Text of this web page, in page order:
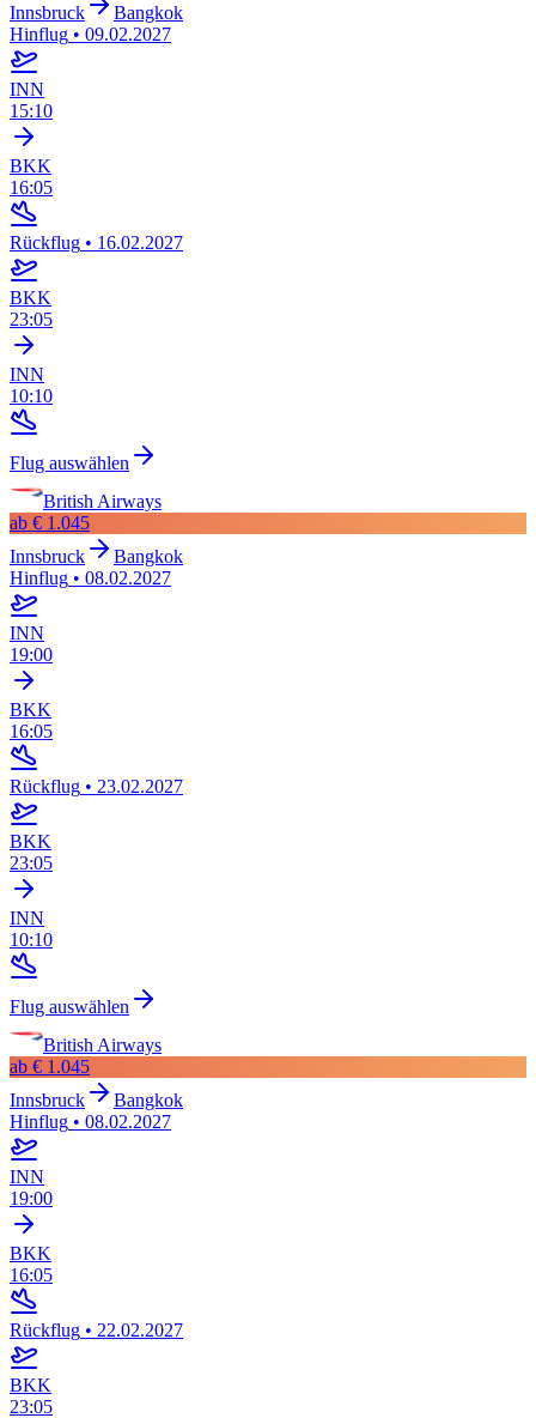
Innsbruck
Bangkok
Hinflug • 09.02.2027
INN
15:10
BKK
16:05
Rückflug • 16.02.2027
BKK
23:05
INN
10:10
Flug auswählen
British Airways
ab € 1.045
Innsbruck
Bangkok
Hinflug • 08.02.2027
INN
19:00
BKK
16:05
Rückflug • 23.02.2027
BKK
23:05
INN
10:10
Flug auswählen
British Airways
ab € 1.045
Innsbruck
Bangkok
Hinflug • 08.02.2027
INN
19:00
BKK
16:05
Rückflug • 22.02.2027
BKK
23:05